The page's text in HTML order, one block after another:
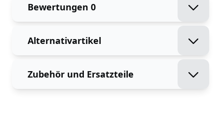
Bewertungen 0
Alternativartikel
Zubehör und Ersatzteile